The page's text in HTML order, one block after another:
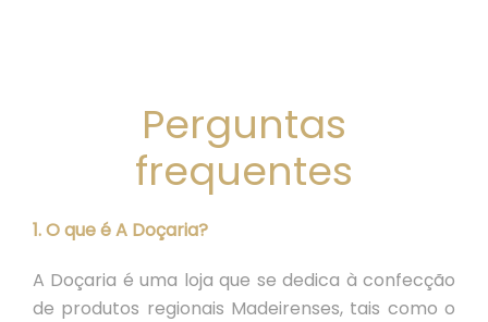
Perguntas
frequentes
1. O que é A Doçaria?
A Doçaria é uma loja que se dedica à confecção
de produtos regionais Madeirenses, tais como o